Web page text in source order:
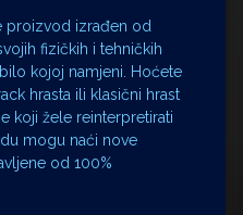
proizvod izrađen od
fizičkih i tehničkih
kojoj namjeni. Hoćete
hrasta ili klasični hrast
koji žele reinterpretirati
mogu naći nove
od 100%